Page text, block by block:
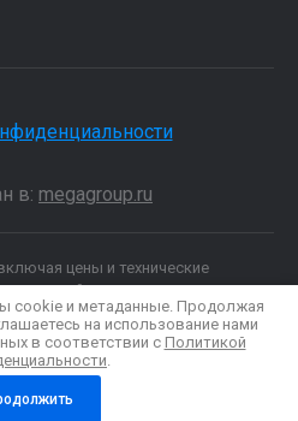
в: megagroup.ru
цены и технические
на сайте, не являются
положениями Статьи 437 (2)
информационный характер. Для
о наличии и стоимости товара,
телефонам.
cookie и метаданные. Продолжая
на использование нами
в соответствии с Политикой
.